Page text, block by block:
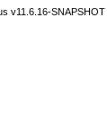
v11.6.16-SNAPSHOT